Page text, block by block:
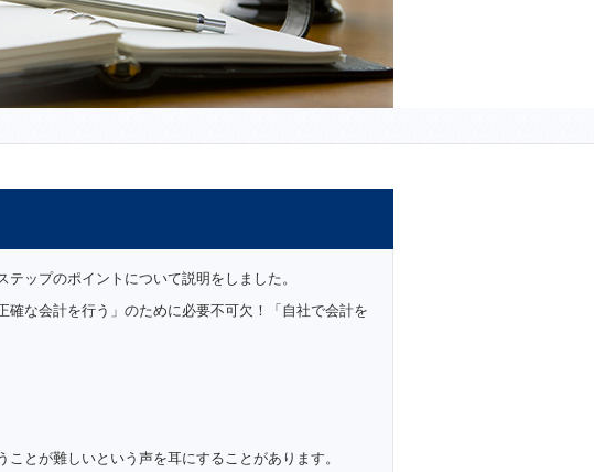
テップのポイントについて説明をしました。
な会計を行う」のために必要不可欠！「自社で会計を
とが難しいという声を耳にすることがあります。